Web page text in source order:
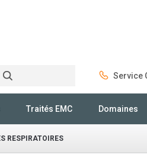
Service
Traités EMC Domaines
RESPIRATOIRES